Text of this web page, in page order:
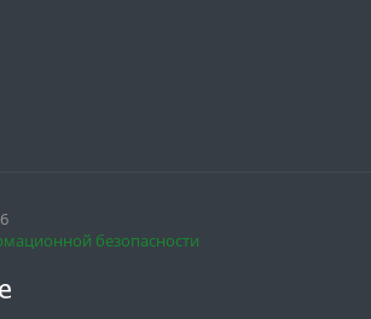
безопасности